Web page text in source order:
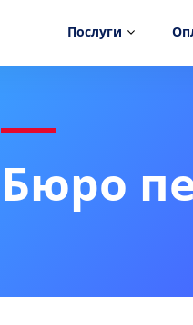
Послуги
Бюро